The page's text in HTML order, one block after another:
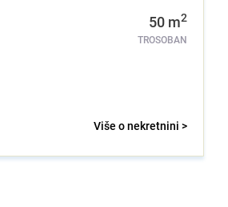
50 m2
TROSOBAN
Više o nekretnini >